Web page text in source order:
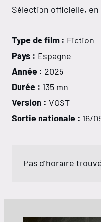
Sélection officielle,
Type de film : Fiction
Pays : Espagne
Année : 2025
Durée : 135 mn
Version : VOST
Sortie nationale : 16/
Pas d’horaire trouvé